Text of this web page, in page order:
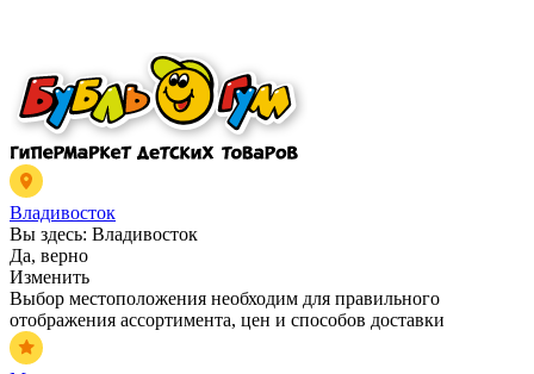
Владивосток
Вы здесь: Владивосток
Да, верно
Изменить
Выбор местоположения необходим для правильного
отображения ассортимента, цен и способов доставки